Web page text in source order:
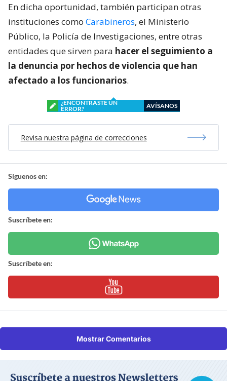
En dicha oportunidad, también participan otras
instituciones como Carabineros, el Ministerio
Público, la Policía de Investigaciones, entre otras
entidades que sirven para hacer el seguimiento a
la denuncia por hechos de violencia que han
afectado a los funcionarios.
¿ENCONTRASTE UN
ERROR?
AVÍSANOS
Revisa nuestra página de correcciones
Síguenos en:
Suscríbete en:
Suscríbete en:
Mostrar Comentarios